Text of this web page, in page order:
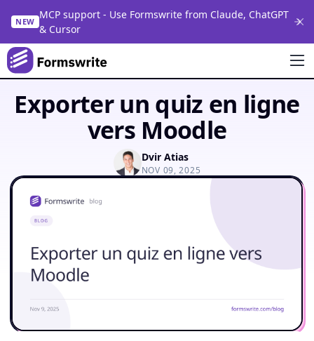
NEW
MCP support - Use Formswrite from Claude, ChatGPT
& Cursor
Exporter un quiz en ligne
vers Moodle
Dvir Atias
NOV 09, 2025